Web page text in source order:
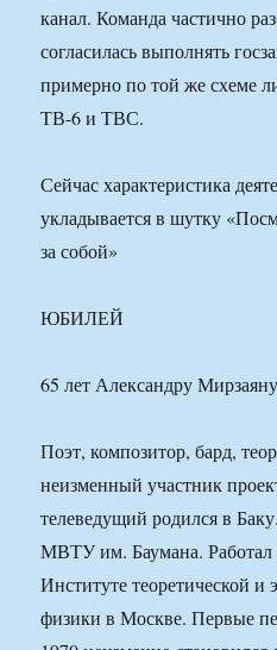
канал. Команда частично
согласилась выполнять
примерно по той же схеме
ТВ-6 и ТВС.
Сейчас характеристика
укладывается в шутку
за собой»
ЮБИЛЕЙ
65 лет Александру Мирзаяну
Поэт, композитор, бард,
неизменный участник
телеведущий родился в
МВТУ им. Баумана.
Институте теоретической и
физики в Москве. Первые